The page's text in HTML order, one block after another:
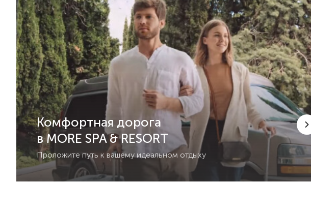
Комфортная дорога
в MORE SPA & RESORT
Проложите путь к вашему идеальном отдыху